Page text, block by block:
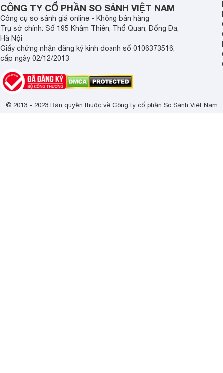
CÔNG TY CỔ PHẦN SO SÁNH VIỆT NAM
Công cụ so sánh giá online - Không bán hàng
Trụ sở chính: Số 195 Khâm Thiên, Thổ Quan, Đống Đa,
Hà Nội
Giấy chứng nhận đăng ký kinh doanh số 0106373516,
cấp ngày 02/12/2013
© 2013 - 2023 Bản quyền thuộc về Công ty cổ phần So Sánh Việt Nam